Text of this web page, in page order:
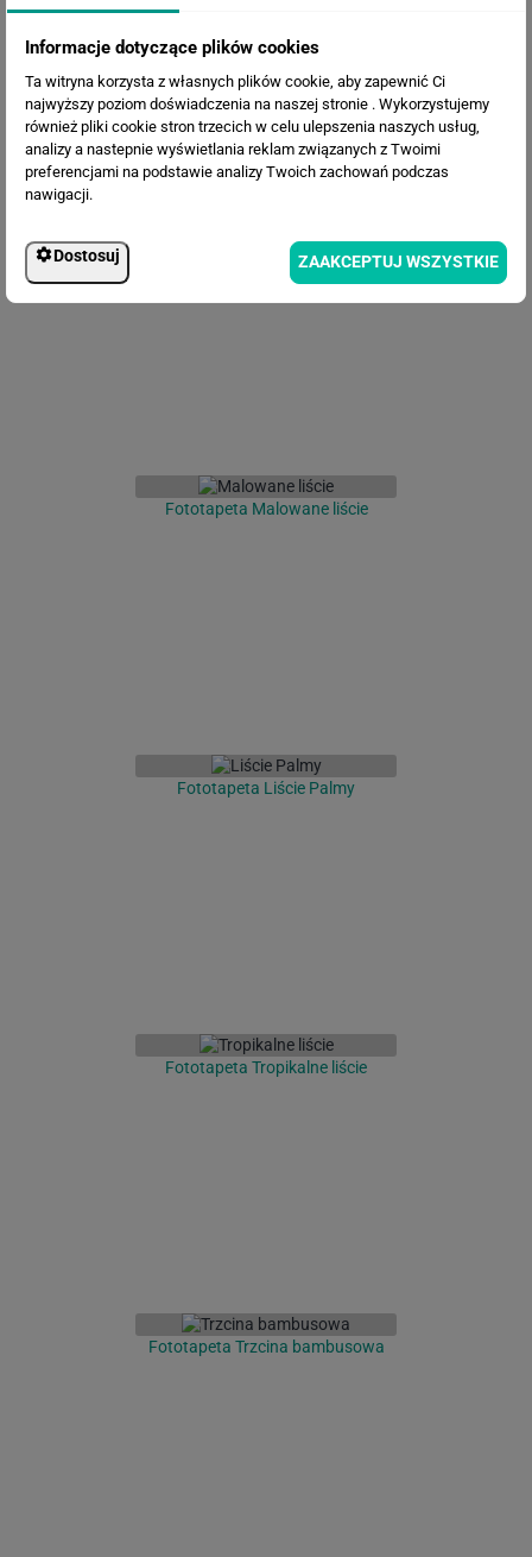
Fototapeta Malowane liście
Fototapeta Liście Palmy
Fototapeta Tropikalne liście
Fototapeta Trzcina bambusowa
Informacje dotyczące plików cookies
Ta witryna korzysta z własnych plików cookie, aby zapewnić Ci
najwyższy poziom doświadczenia na naszej stronie . Wykorzystujemy
również pliki cookie stron trzecich w celu ulepszenia naszych usług,
analizy a nastepnie wyświetlania reklam związanych z Twoimi
preferencjami na podstawie analizy Twoich zachowań podczas
nawigacji.
Dostosuj ZAAKCEPTUJ WSZYSTKIE